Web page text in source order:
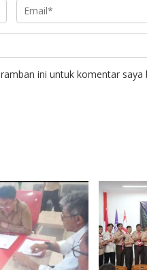
ini untuk komentar saya